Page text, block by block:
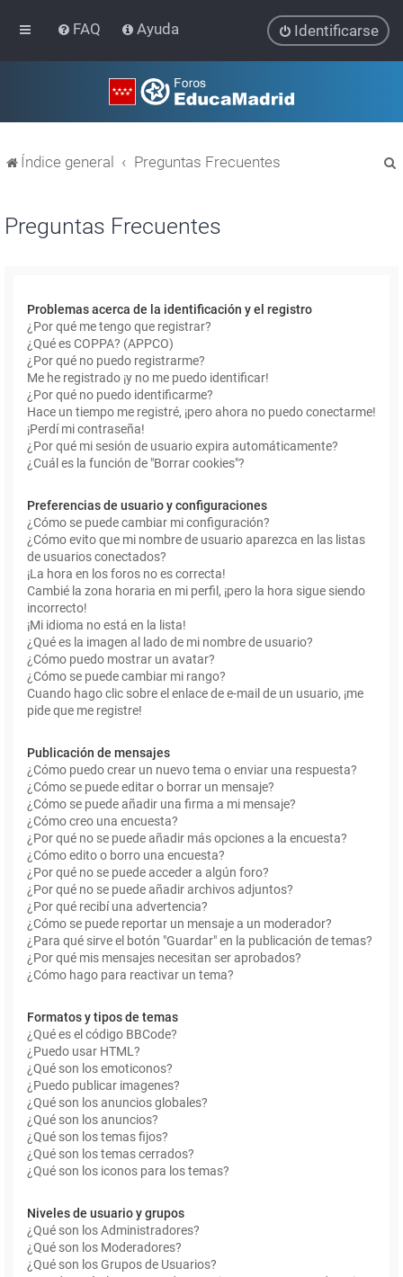
FAQ Ayuda Identificarse
Índice general Preguntas Frecuentes
Preguntas Frecuentes
Problemas acerca de la identificación y el registro
¿Por qué me tengo que registrar?
¿Qué es COPPA? (APPCO)
¿Por qué no puedo registrarme?
Me he registrado ¡y no me puedo identificar!
¿Por qué no puedo identificarme?
Hace un tiempo me registré, ¡pero ahora no puedo conectarme!
¡Perdí mi contraseña!
¿Por qué mi sesión de usuario expira automáticamente?
¿Cuál es la función de "Borrar cookies"?
Preferencias de usuario y configuraciones
¿Cómo se puede cambiar mi configuración?
¿Cómo evito que mi nombre de usuario aparezca en las listas
de usuarios conectados?
¡La hora en los foros no es correcta!
Cambié la zona horaria en mi perfil, ¡pero la hora sigue siendo
incorrecto!
¡Mi idioma no está en la lista!
¿Qué es la imagen al lado de mi nombre de usuario?
¿Cómo puedo mostrar un avatar?
¿Cómo se puede cambiar mi rango?
Cuando hago clic sobre el enlace de e-mail de un usuario, ¡me
pide que me registre!
Publicación de mensajes
¿Cómo puedo crear un nuevo tema o enviar una respuesta?
¿Cómo se puede editar o borrar un mensaje?
¿Cómo se puede añadir una firma a mi mensaje?
¿Cómo creo una encuesta?
¿Por qué no se puede añadir más opciones a la encuesta?
¿Cómo edito o borro una encuesta?
¿Por qué no se puede acceder a algún foro?
¿Por qué no se puede añadir archivos adjuntos?
¿Por qué recibí una advertencia?
¿Cómo se puede reportar un mensaje a un moderador?
¿Para qué sirve el botón "Guardar" en la publicación de temas?
¿Por qué mis mensajes necesitan ser aprobados?
¿Cómo hago para reactivar un tema?
Formatos y tipos de temas
¿Qué es el código BBCode?
¿Puedo usar HTML?
¿Qué son los emoticonos?
¿Puedo publicar imagenes?
¿Qué son los anuncios globales?
¿Qué son los anuncios?
¿Qué son los temas fijos?
¿Qué son los temas cerrados?
¿Qué son los iconos para los temas?
Niveles de usuario y grupos
¿Qué son los Administradores?
¿Qué son los Moderadores?
¿Qué son los Grupos de Usuarios?